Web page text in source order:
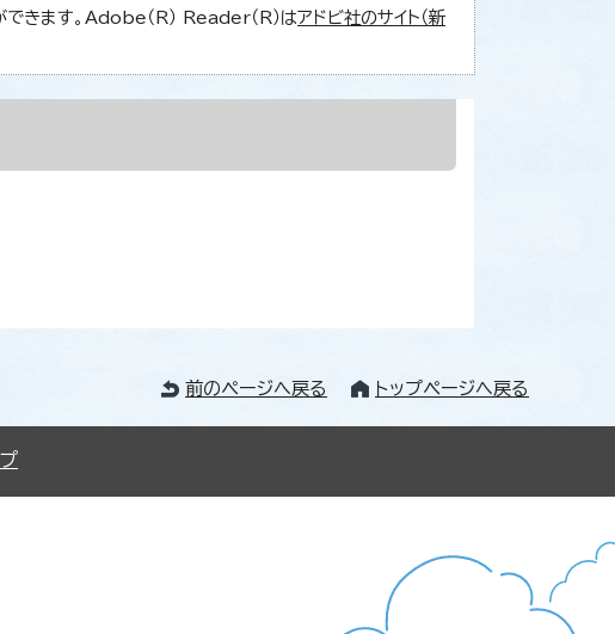
きます。Adobe（R） Reader（R）はアドビ社のサイト（新
前のページへ戻る トップページへ戻る